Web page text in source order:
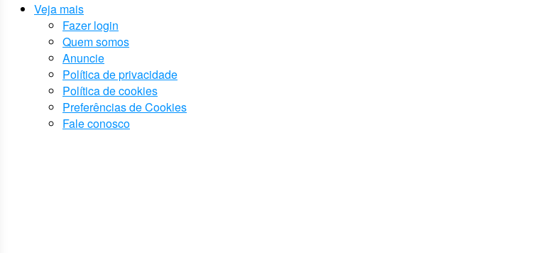
Veja mais
Fazer login
Quem somos
Anuncie
Política de privacidade
Política de cookies
Preferências de Cookies
Fale conosco